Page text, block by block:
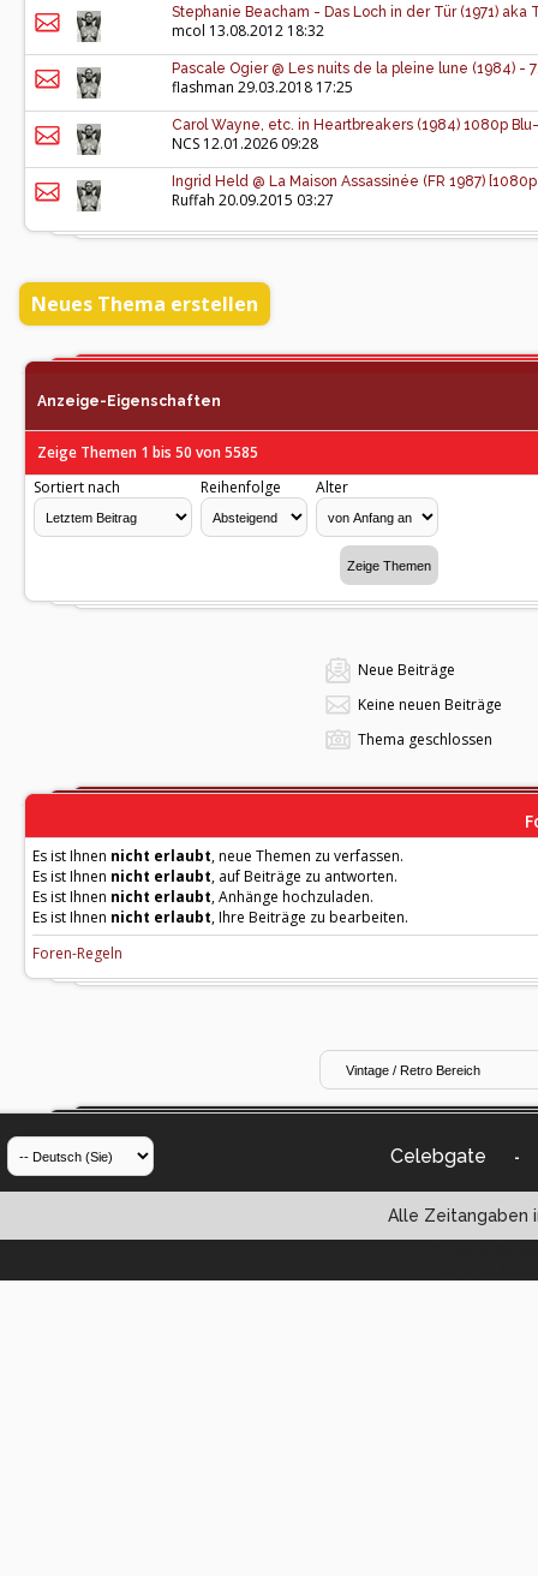
Stephanie Beacham - Das Loch in der Tür (1971) aka
mcol 13.08.2012 18:32
Pascale Ogier @ Les nuits de la pleine lune (1984) -
flashman 29.03.2018 17:25
Carol Wayne, etc. in Heartbreakers (1984) 1080p
NCS 12.01.2026 09:28
Ingrid Held @ La Maison Assassinée (FR 1987)
Ruffah 20.09.2015 03:27
Neues Thema erstellen
Anzeige-Eigenschaften
Zeige Themen 1 bis 50 von 5585
Sortiert nach
Reihenfolge Alter
Neue Beiträge
Keine neuen Beiträge
Thema geschlossen
Es ist Ihnen nicht erlaubt, neue Themen zu verfassen.
Es ist Ihnen nicht erlaubt, auf Beiträge zu antworten.
Es ist Ihnen nicht erlaubt, Anhänge hochzuladen.
Es ist Ihnen nicht erlaubt, Ihre Beiträge zu bearbeiten.
Foren-Regeln
Celebgate -
Alle Zeitangaben